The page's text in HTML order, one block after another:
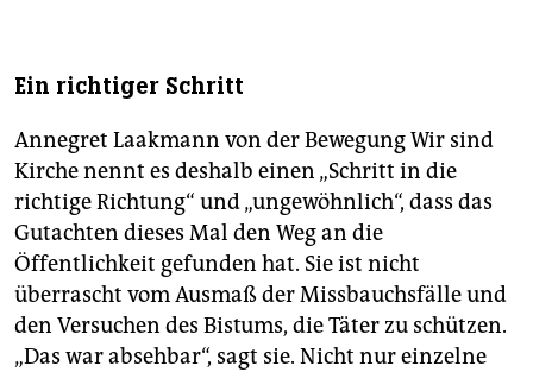
Ein richtiger Schritt
Annegret Laakmann von der Bewegung Wir sind
Kirche nennt es deshalb einen „Schritt in die
richtige Richtung“ und „ungewöhnlich“, dass das
Gutachten dieses Mal den Weg an die
Öffentlichkeit gefunden hat. Sie ist nicht
überrascht vom Ausmaß der Missbauchsfälle und
den Versuchen des Bistums, die Täter zu schützen.
„Das war absehbar“, sagt sie. Nicht nur einzelne